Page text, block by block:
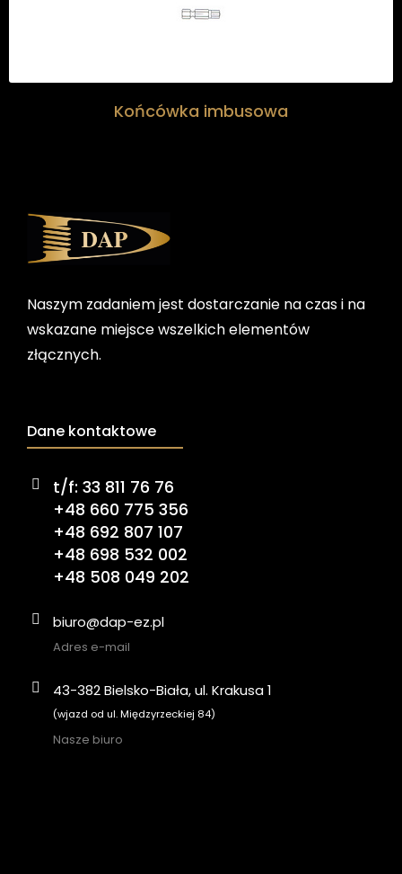
Końcówka imbusowa
Naszym zadaniem jest dostarczanie na czas i na
wskazane miejsce wszelkich elementów
złącznych.
Dane kontaktowe
t/f: 33 811 76 76
+48 660 775 356
+48 692 807 107
+48 698 532 002
+48 508 049 202
biuro@dap-ez.pl
Adres e-mail
43-382 Bielsko-Biała, ul. Krakusa 1
(wjazd od ul. Międzyrzeckiej 84)
Nasze biuro